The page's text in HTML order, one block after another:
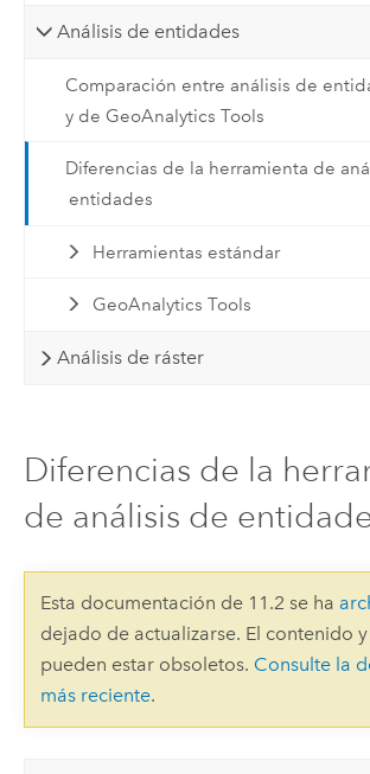
Análisis de entidades
Comparación entre análisis de
y de GeoAnalytics Tools
Diferencias de la herramienta de
entidades
Herramientas estándar
GeoAnalytics Tools
Análisis de ráster
Diferencias de la
de análisis de
Esta documentación de 11.2 se ha
dejado de actualizarse. El contenido
pueden estar obsoletos. Consulte la
más reciente.